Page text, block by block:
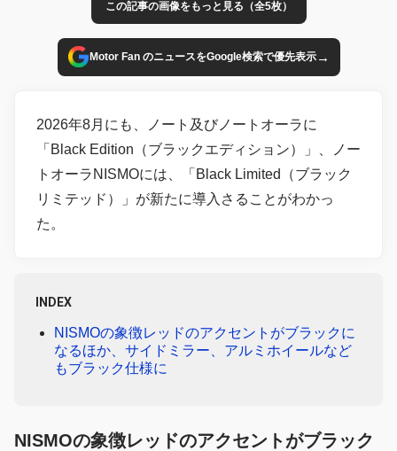
この記事の画像をもっと見る（全5枚）
Motor Fan のニュースをGoogle検索で優先表示→
2026年8月にも、ノート及びノートオーラに
「Black Edition（ブラックエディション）」、ノー
トオーラNISMOには、「Black Limited（ブラック
リミテッド）」が新たに導入さることがわかっ
た。
INDEX
NISMOの象徴レッドのアクセントがブラックに
なるほか、サイドミラー、アルミホイールなど
もブラック仕様に
NISMOの象徴レッドのアクセントがブラック